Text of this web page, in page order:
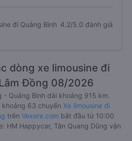
đi Quảng Bình 4.2/5.0 đánh giá
dòng xe limousine đi
Đồng 08/2026
- Quảng Bình dài khoảng 915 km.
63 chuyến Xe limousine đi
trên Vexere.com bắt đầu từ 10:00
HM Happycar, Tân Quang Dũng vận